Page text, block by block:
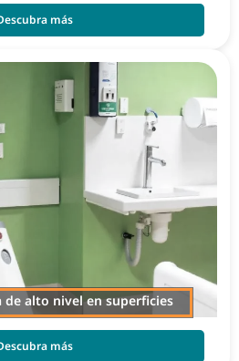
más
de alto nivel en superficies
más